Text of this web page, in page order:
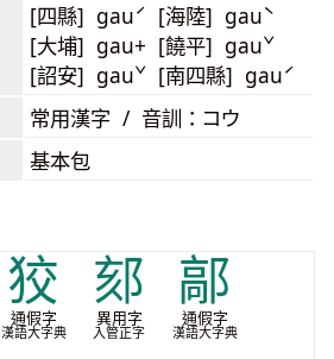
[四縣] gauˊ [海陸] gauˋ
[大埔] gau+ [饒平] gauˇ
[詔安] gauˇ [南四縣] gauˊ
常用漢字 / 音訓：コウ
基本包
狡
通假字
漢語大字典
郂
異用字
入管正字
鄗
通假字
漢語大字典